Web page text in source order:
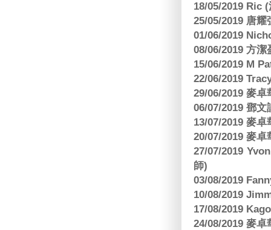
18/05/2019 Ric
25/05/2019 唐
01/06/2019
08/06/2019 方
15/06/2019 M
22/06/2019
29/06/2019 麥
06/07/2019 鄧
13/07/2019 麥
20/07/2019 麥
27/07/2019
師)
03/08/2019
10/08/2019
17/08/2019
24/08/2019 麥